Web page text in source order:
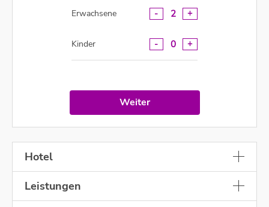
Erwachsene - 2 +
Kinder - 0 +
Weiter
Hotel
Leistungen